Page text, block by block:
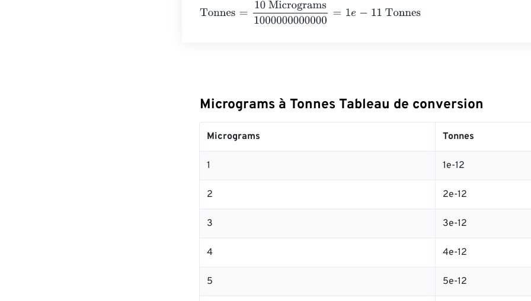
Tonnes
10 Micrograms1000000000000=1 e-11
Micrograms à Tonnes Tableau de conversion
Micrograms Tonnes
1 1e-12
2 2e-12
3 3e-12
4 4e-12
5 5e-12